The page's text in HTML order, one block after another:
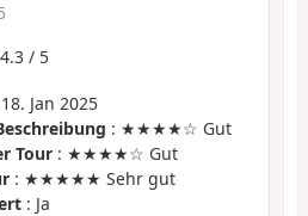
4.3 / 5
Jan 2025
: ★★★★☆ Gut
Tour : ★★★★☆ Gut
: ★★★★★ Sehr gut
: Ja